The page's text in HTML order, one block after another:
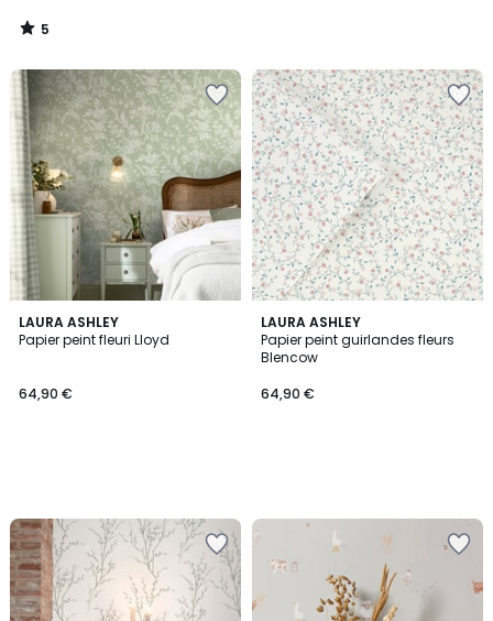
5
/
LAURA ASHLEY
Papier peint fleuri Lloyd
64,90 €
LAURA ASHLEY
Papier peint guirlandes fleurs
Blencow
64,90 €